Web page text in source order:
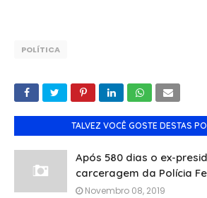
POLÍTICA
TALVEZ VOCÊ GOSTE DESTAS
Após 580 dias o ex-
carceragem da Polícia
Novembro 08, 2019